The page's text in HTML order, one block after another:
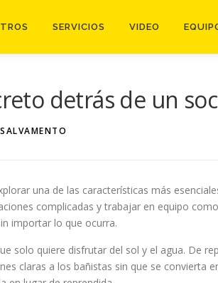
SERVICIOS VIDEO
detrás de un
SALVAMENTO
una de las características más
complicadas y trabajar en equipo
importar lo que ocurra.
solo quiere disfrutar del sol y el agua. De
claras a los bañistas sin que se convierta